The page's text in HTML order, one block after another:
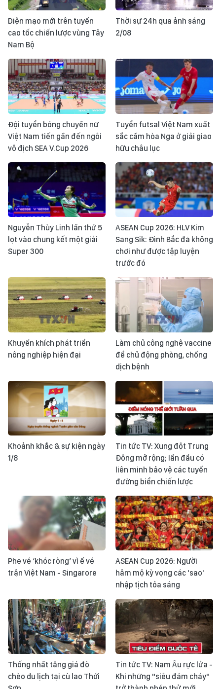
Diện mạo mới trên tuyến
cao tốc chiến lược vùng Tây
Nam Bộ
Thời sự 24h qua ảnh sáng
2/08
Đội tuyển bóng chuyền nữ
Việt Nam tiến gần đến ngôi
vô địch SEA V.Cup 2026
Tuyển futsal Việt Nam xuất
sắc cầm hòa Nga ở giải giao
hữu châu lục
Nguyễn Thùy Linh lần thứ 5
lọt vào chung kết một giải
Super 300
ASEAN Cup 2026: HLV Kim
Sang Sik: Đình Bắc đã không
chơi như được tập luyện
trước đó
Khuyến khích phát triển
nông nghiệp hiện đại
Làm chủ công nghệ vaccine
để chủ động phòng, chống
dịch bệnh
Khoảnh khắc & sự kiện ngày
1/8
Tin tức TV: Xung đột Trung
Đông mở rộng; lần đầu có
liên minh bảo vệ các tuyến
đường biển chiến lược
Phe vé ‘khóc ròng’ vì ế vé
trận Việt Nam - Singarore
ASEAN Cup 2026: Người
hâm mộ kỳ vọng các 'sao'
nhập tịch tỏa sáng
Thống nhất tăng giá đò
chèo du lịch tại cù lao Thới
Tin tức TV: Nam Âu rực lửa -
Khi những "siêu đám cháy"